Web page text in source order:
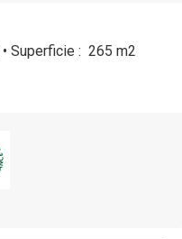
• Superficie : 265 m2